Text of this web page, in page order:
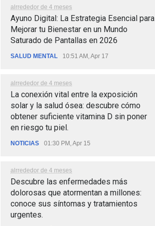
alrrededor de 4 meses
Ayuno Digital: La Estrategia Esencial para
Mejorar tu Bienestar en un Mundo
Saturado de Pantallas en 2026
SALUD MENTAL 10:51 AM, Apr 17
alrrededor de 4 meses
La conexión vital entre la exposición
solar y la salud ósea: descubre cómo
obtener suficiente vitamina D sin poner
en riesgo tu piel.
NOTICIAS 01:30 PM, Apr 15
alrrededor de 4 meses
Descubre las enfermedades más
dolorosas que atormentan a millones:
conoce sus síntomas y tratamientos
urgentes.